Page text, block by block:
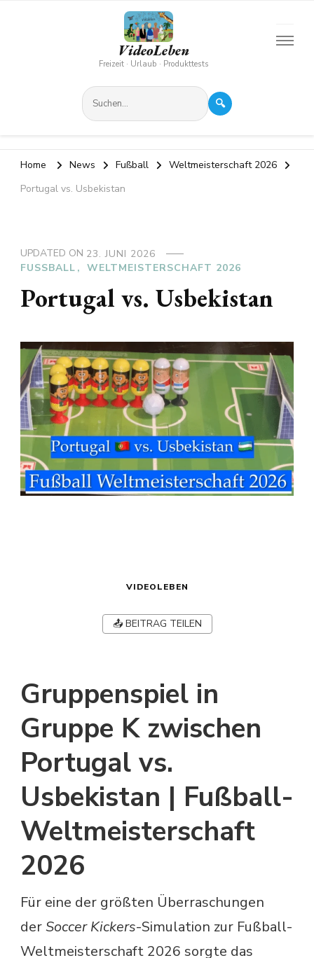
VideoLeben
Freizeit · Urlaub · Produkttests
🔍
Home News Fußball
Weltmeisterschaft 2026
Portugal vs. Usbekistan
UPDATED ON 23. JUNI 2026
FUSSBALL
WELTMEISTERSCHAFT 2026
Portugal vs. Usbekistan
VIDEOLEBEN
📤 BEITRAG TEILEN
Gruppenspiel in
Gruppe K zwischen
Portugal vs.
Usbekistan | Fußball-
Weltmeisterschaft
2026
Für eine der größten Überraschungen
derSoccer Kickers-Simulation zur Fußball-
Weltmeisterschaft 2026 sorgte das